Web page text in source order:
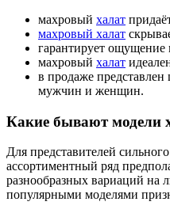
махровый халат
махровый халат
гарантирует ощущение
махровый халат
в продаже
мужчин и женщин.
Какие бывают модели
Для представителей
ассортиментный ряд
разнообразных вариаций
популярными моделями